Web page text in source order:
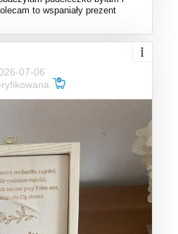
to wspaniały prezent
07-06